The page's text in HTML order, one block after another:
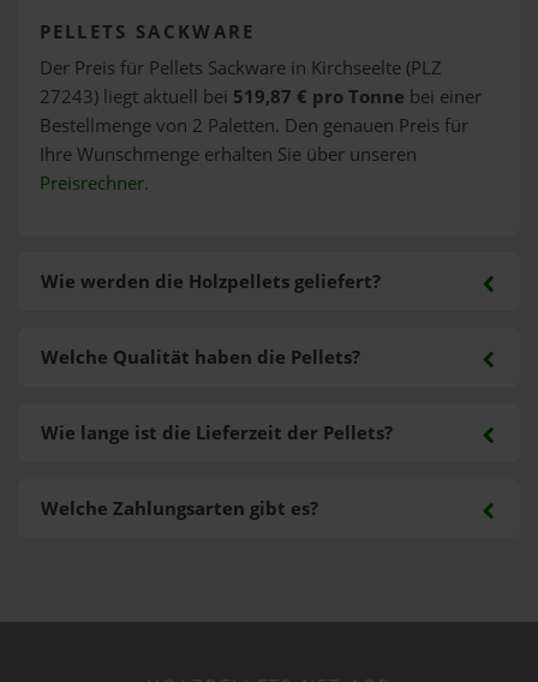
PELLETS SACKWARE
Der Preis für Pellets Sackware in Kirchseelte (PLZ
27243) liegt aktuell bei 519,87 € pro Tonne bei einer
Bestellmenge von 2 Paletten. Den genauen Preis für
Ihre Wunschmenge erhalten Sie über unseren
Preisrechner.
Wie werden die Holzpellets geliefert?
Welche Zahlungsarten gibt es?
Welche Qualität haben die Pellets?
Wie lange ist die Lieferzeit der Pellets?